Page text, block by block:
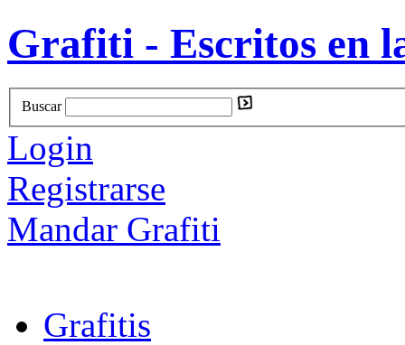
Grafiti - Escritos en
Buscar
Login
Registrarse
Mandar Grafiti
Grafitis